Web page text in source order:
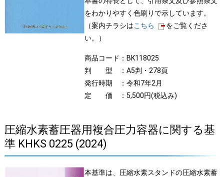
をわかりやすく色刷りで示しています。
（案内チラシはこちら
をご覧くださ
い。）
商品コード：BK118025
判 型 ：A5判・278頁
発行時期 ：令和7年2月
定 価 ：5,500円(税込み)
圧縮水素蓄圧器用複合圧力容器に関する基
準 KHKS 0225 (2024)
本基準は、圧縮水素スタンドの圧縮水素蓄